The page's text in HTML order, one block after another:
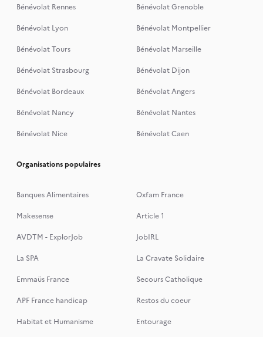
Bénévolat Rennes
Bénévolat Grenoble
Bénévolat Lyon
Bénévolat Montpellier
Bénévolat Tours
Bénévolat Marseille
Bénévolat Strasbourg
Bénévolat Dijon
Bénévolat Bordeaux
Bénévolat Angers
Bénévolat Nancy
Bénévolat Nantes
Bénévolat Nice
Bénévolat Caen
Organisations populaires
Banques Alimentaires
Oxfam France
Makesense
Article 1
AVDTM - ExplorJob
JobIRL
La SPA
La Cravate Solidaire
Emmaüs France
Secours Catholique
APF France handicap
Restos du coeur
Habitat et Humanisme
Entourage